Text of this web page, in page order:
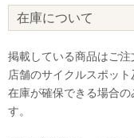
在庫について
掲載している商品はご
店舗のサイクルスポッ
在庫が確保できる場合
す。